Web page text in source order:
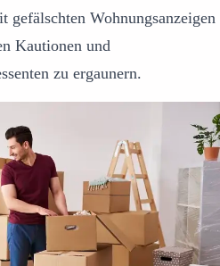
gefälschten Wohnungsanzeigen
Kautionen und
zu ergaunern.